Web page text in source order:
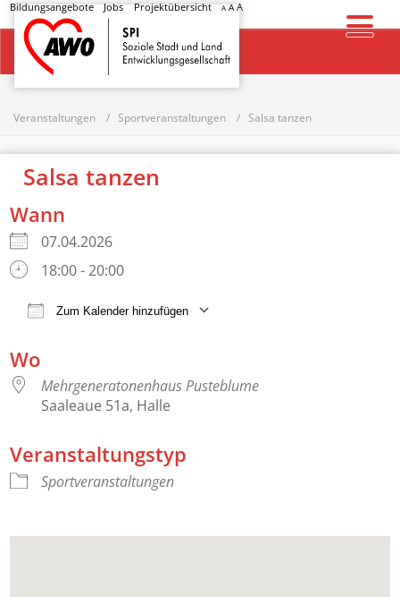
Bildungsangebote Jobs Projektübersicht A AA
Startseite
Veranstaltungen Sportveranstaltungen Salsa tanzen
Salsa tanzen
Wann
07.04.2026
18:00 - 20:00
Zum Kalender hinzufügen
Wo
Mehrgeneratonenhaus Pusteblume
Saaleaue 51a, Halle
Veranstaltungstyp
Sportveranstaltungen